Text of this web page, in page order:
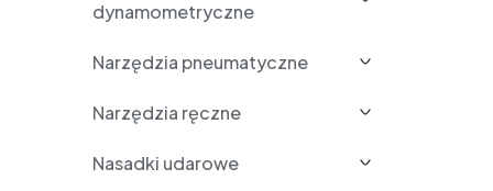
dynamometryczne
Narzędzia pneumatyczne
Narzędzia ręczne
Nasadki udarowe